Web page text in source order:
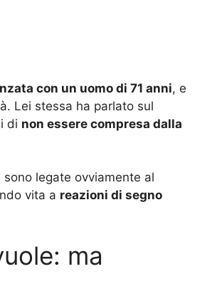
con un uomo di 71 anni, e
Lei stessa ha parlato sul
di non essere compresa dalla
sono legate ovviamente al
vita a reazioni di segno
ma